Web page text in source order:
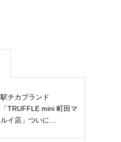
駅チカブランド
「TRUFFLE mini 町田マ
ルイ店」ついに…